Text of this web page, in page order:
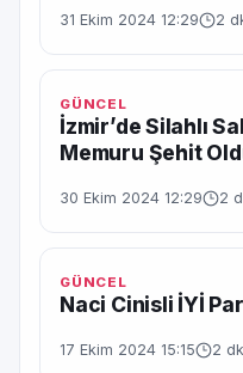
31 Ekim 2024 12:29 2
GÜNCEL
İzmir’de Silahlı
Memuru Şehit
30 Ekim 2024 12:29 2
GÜNCEL
Naci Cinisli İYİ
17 Ekim 2024 15:15 2 dk